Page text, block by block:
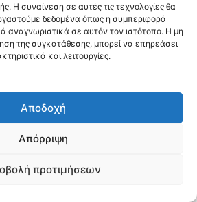
Η συναίνεση σε αυτές τις τεχνολογίες θα
δεδομένα όπως η συμπεριφορά
αναγνωριστικά σε αυτόν τον ιστότοπο. Η μη
της συγκατάθεσης, μπορεί να επηρεάσει
και λειτουργίες.
Αποδοχή
Απόρριψη
προτιμήσεων